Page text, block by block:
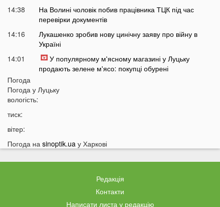
14:38
На Волині чоловік побив працівника ТЦК під час
перевірки документів
14:16
Лукашенко зробив нову цинічну заяву про війну в
Україні
14:01
У популярному м'ясному магазині у Луцьку
продають зелене м'ясо: покупці обурені
13:51
у чому причина
13:01
Соборності
стало відомо, що він тут робить
В українців можуть забрати частину пенсії: у ПФУ
Погода
Погода у Луцьку
вологість:
тиск:
вітер:
Погода на sinoptik.ua у Харкові
Редакція
Контакти
Написати листа у редакцію